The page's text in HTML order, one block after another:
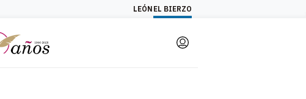
LEÓN EL BIERZO
Login